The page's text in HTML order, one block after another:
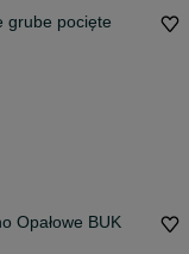
grube pocięte
Opałowe BUK